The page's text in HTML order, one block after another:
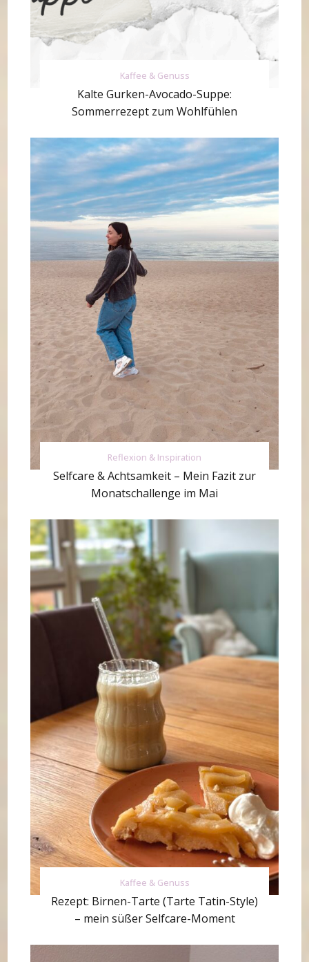
Kaffee & Genuss
Kalte Gurken-Avocado-Suppe:
Sommerrezept zum Wohlfühlen
Reflexion & Inspiration
Selfcare & Achtsamkeit – Mein Fazit zur
Monatschallenge im Mai
Kaffee & Genuss
Rezept: Birnen-Tarte (Tarte Tatin-Style)
– mein süßer Selfcare-Moment